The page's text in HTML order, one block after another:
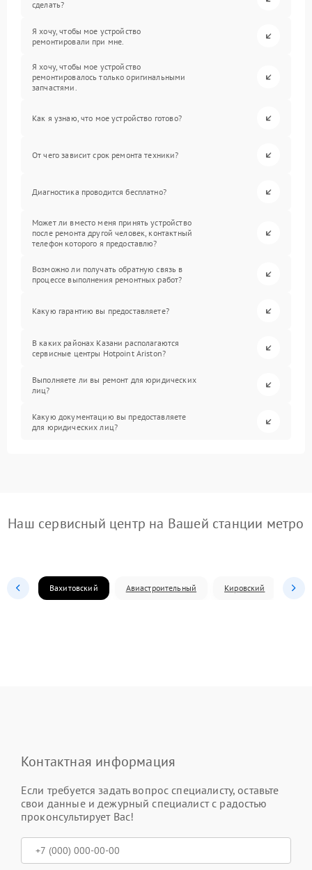
сделать?
Я хочу, чтобы мое устройство
ремонтировали при мне.
Я хочу, чтобы мое устройство
ремонтировалось только оригинальными
запчастями.
Как я узнаю, что мое устройство готово?
От чего зависит срок ремонта техники?
Диагностика проводится бесплатно?
Может ли вместо меня принять устройство
после ремонта другой человек, контактный
телефон которого я предоставлю?
Возможно ли получать обратную связь в
процессе выполнения ремонтных работ?
Какую гарантию вы предоставляете?
В каких районах Казани располагаются
сервисные центры Hotpoint Ariston?
Выполняете ли вы ремонт для юридических
лиц?
Какую документацию вы предоставляете
для юридических лиц?
Наш сервисный центр на Вашей станции метро
Вахитовский Авиастроительный Кировский
Контактная информация
Если требуется задать вопрос специалисту, оставьте
свои данные и дежурный специалист с радостью
проконсультирует Вас!